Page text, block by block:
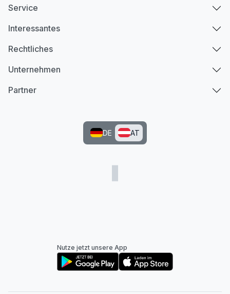
Service
Interessantes
Rechtliches
Unternehmen
Partner
DE AT
Nutze jetzt unsere App